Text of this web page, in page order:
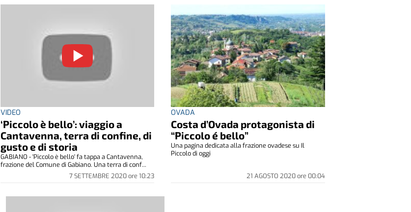
VIDEO
‘Piccolo è bello’: viaggio a
Cantavenna, terra di confine, di
gusto e di storia
7 SETTEMBRE 2020ore 10:23
GABIANO - 'Piccolo è bello' fa tappa a Cantavenna,
frazione del Comune di Gabiano. Una terra di conf...
OVADA
Costa d’Ovada protagonista di
“Piccolo é bello”
21 AGOSTO 2020ore 00:04
Una pagina dedicata alla frazione ovadese su Il
Piccolo di oggi